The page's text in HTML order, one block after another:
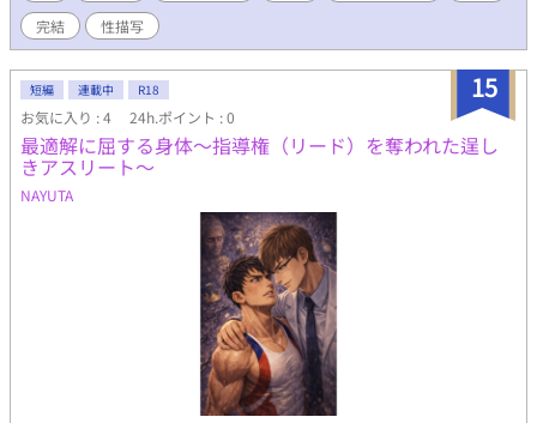
完結
性描写
15
短編 連載中 R18
お気に入り : 4 24h.ポイント : 0
最適解に屈する身体〜指導権（リード）を奪われた逞し
きアスリート〜
NAYUTA